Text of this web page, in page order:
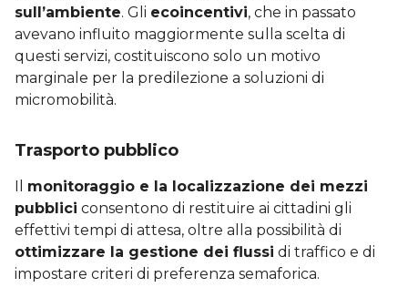
sull’ambiente. Gli ecoincentivi, che in passato
avevano influito maggiormente sulla scelta di
questi servizi, costituiscono solo un motivo
marginale per la predilezione a soluzioni di
micromobilità.
Trasporto pubblico
Il monitoraggio e la localizzazione dei mezzi
pubblici consentono di restituire ai cittadini gli
effettivi tempi di attesa, oltre alla possibilità di
ottimizzare la gestione dei flussi di traffico e di
impostare criteri di preferenza semaforica.